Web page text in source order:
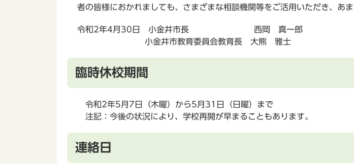
者の皆様におかれましても、さまざまな相談機関等をご活用いただき、あ
令和2年4月30日 小金井市長 西岡 真一郎
小金井市教育委員会教育長 大熊 雅士
臨時休校期間
令和2年5月7日（木曜）から5月31日（日曜）まで
注記：今後の状況により、学校再開が早まることもあります。
連絡日